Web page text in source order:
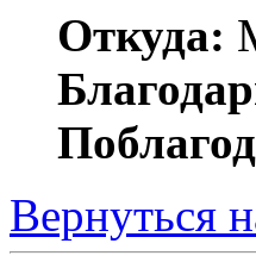
Откуда:
Вернуться